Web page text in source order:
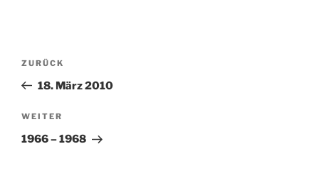
Beitragsnavigation
Vorheriger
Beitrag
ZURÜCK
18. März 2010
Nächster
Beitrag
WEITER
1966 – 1968